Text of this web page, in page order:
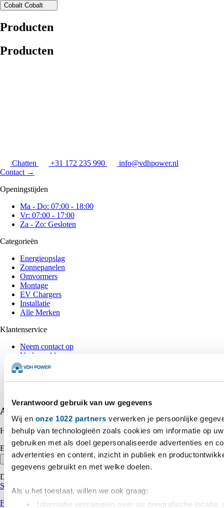
Verantwoord gebruik van uw gegevens
Wij en onze 1022 partners verwerken je persoonlijke
behulp van technologieën zoals cookies om informatie op
gebruiken met als doel gepersonaliseerde advertenties en
advertenties en content, inzicht in publiek en
gegevens gebruikt en met welke doelen.
Als u het toestaat, willen we ook graag:
Informatie verzamelen over uw geografische locatie,
Cobalt Cobalt
Producten
Producten
Chatten +31 172 235 990
info@vdhpower.nl
Contact →
Openingstijden
Ma - Do: 07:00 - 18:00
Vr: 07:00 - 17:00
Za - Zo: Gesloten
Categorieën
Energieopslag
Zonnepanelen
Omvormers
Montage
EV Chargers
Installatie
Alle Merken
Klantenservice
Neem contact op
Veelgestelde vragen
Algemene voorwaarden
Inkoop voorwaarden
Privacy verklaring
Abonneer op onze nieuwsbrief
Het laatste nieuws, korting en inspiratie in je mailbox.
E-mailadres
Inschrijven
Deze site wordt beschermd door reCAPTCHA.
Servicevoorwaarden
Facebook